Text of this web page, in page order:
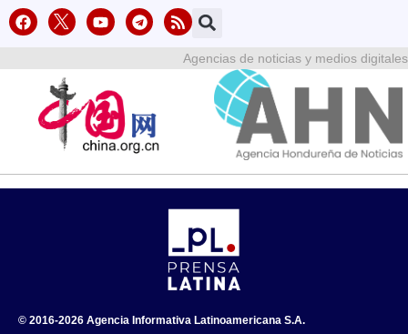
Agencias de noticias y medios digitales
© 2016-2026 Agencia Informativa Latinoamericana S.A.